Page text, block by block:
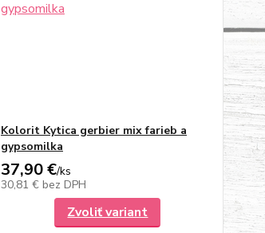
Kolorit Kytica gerbier mix farieb a
gypsomilka
37,90 €/ks
30,81 € bez DPH
Zvoliť variant